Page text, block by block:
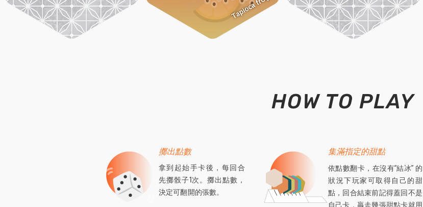
HOW TO PLAY
擲出點數
拿到起始手卡後，每回合
先擲骰子1次。擲出點數，
決定可翻開的張數。
集滿指定的甜點
依點數翻卡，在沒有“結冰” 的
狀況下玩家可取得自己的甜
點，回合結束前記得蓋回不是
自己卡，贏走幾張甜點卡就用